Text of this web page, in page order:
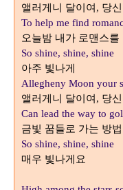
앨러게니 달이여, 당
To help me find
오늘밤 내가 로맨스
So shine, shine, shine
아주 빛나게
Allegheny Moon your
앨러게니 달이여, 당
Can lead the way to
금빛 꿈들로 가는 방
So shine, shine, shine
매우 빛나게요